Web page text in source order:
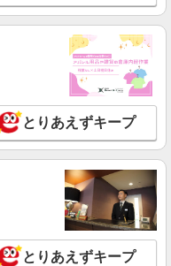
とりあえずキープ
とりあえずキープ